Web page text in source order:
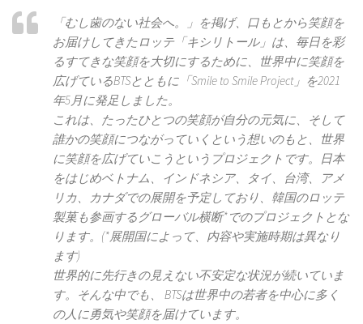
「むし歯のない社会へ。」を掲げ、口もとから笑顔を
お届けしてきたロッテ「キシリトール」は、毎日を彩
るすてきな笑顔を大切にするために、世界中に笑顔を
広げているBTSとともに「Smile to Smile Project」を2021
年5月に発足しました。
これは、たったひとつの笑顔が自分の元気に、そして
誰かの笑顔につながっていくという想いのもと、世界
に笑顔を広げていこうというプロジェクトです。日本
をはじめベトナム、インドネシア、タイ、台湾、アメ
リカ、カナダでの展開を予定しており、韓国のロッテ
製菓も参画するグローバル横断*でのプロジェクトとな
ります。(*展開国によって、内容や実施時期は異なり
ます)
世界的に先行きの見えない不安定な状況が続いていま
す。そんな中でも、 BTSは世界中の若者を中心に多く
の人に勇気や笑顔を届けています。